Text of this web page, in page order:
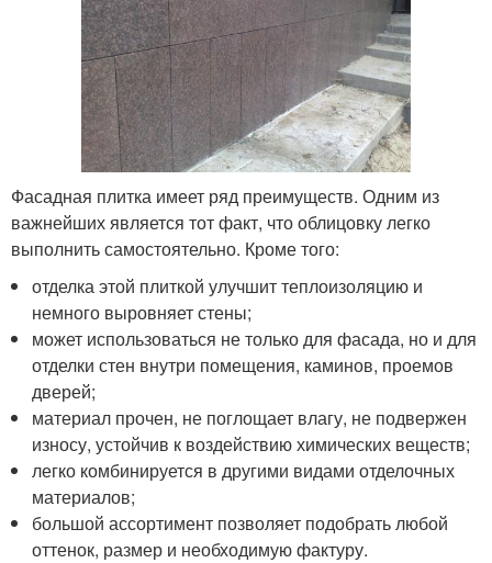
Фасадная плитка имеет ряд преимуществ. Одним из
важнейших является тот факт, что облицовку легко
выполнить самостоятельно. Кроме того:
отделка этой плиткой улучшит теплоизоляцию и
немного выровняет стены;
может использоваться не только для фасада, но и для
отделки стен внутри помещения, каминов, проемов
дверей;
материал прочен, не поглощает влагу, не подвержен
износу, устойчив к воздействию химических веществ;
легко комбинируется в другими видами отделочных
материалов;
большой ассортимент позволяет подобрать любой
оттенок, размер и необходимую фактуру.